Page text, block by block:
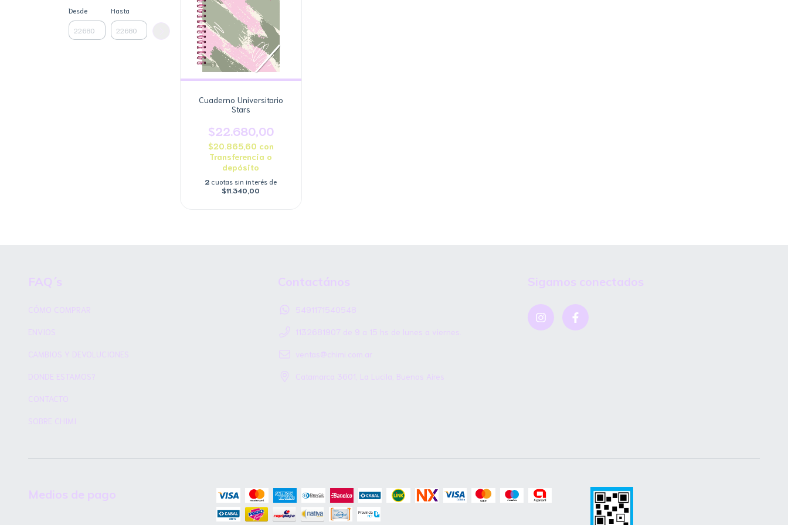
Desde Hasta
Cuaderno Universitario
Stars
$22.680,00
$20.865,60 con
Transferencia o
depósito
2 cuotas sin interés de
$11.340,00
FAQ´s
CÓMO COMPRAR
ENVIOS
CAMBIOS Y DEVOLUCIONES
DONDE ESTAMOS?
CONTACTO
SOBRE CHIMI
Contactános
5491171540548
1132681907 de 9 a 15 hs de lunes a viernes.
ventas@chimi.com.ar
Catamarca 3601, La Lucila, Buenos Aires
Sigamos conectados
Medios de pago